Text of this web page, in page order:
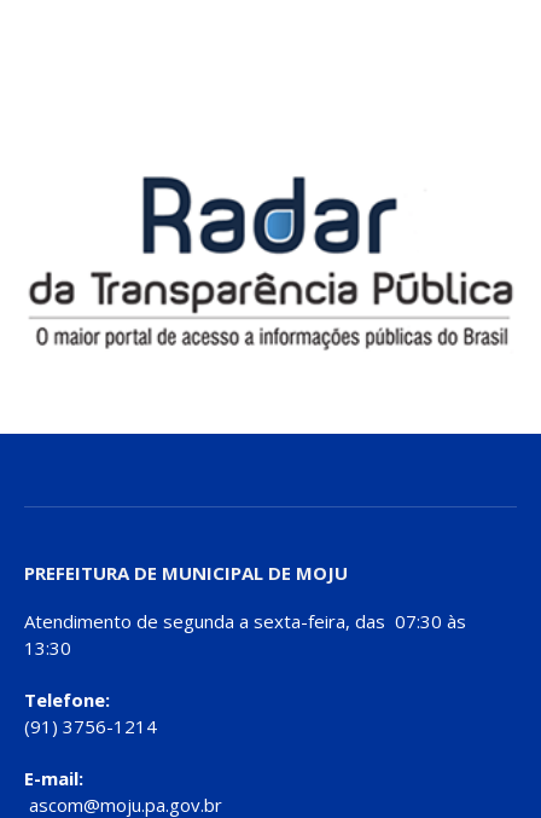
PREFEITURA DE MUNICIPAL DE MOJU
Atendimento de segunda a sexta-feira, das 07:30 às
13:30
Telefone:
(91) 3756-1214
E-mail:
ascom@moju.pa.gov.br